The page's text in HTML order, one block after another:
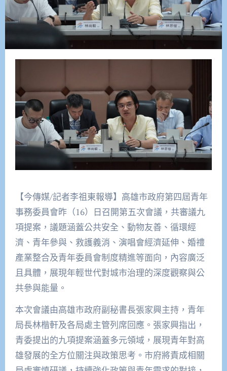
【今傳媒/記者李祖東報導】高雄市政府第四屆青年
事務委員會昨（16）日召開第五次會議，共審議九
項提案，議題涵蓋公共安全、動物友善、循環經
濟、青年參與、救護義消、演唱會經濟延伸、婚禮
產業整合及青年委員會制度精進等面向，內容廣泛
且具體，展現年輕世代對城市治理的深度觀察與公
共參與能量。
本次會議由高雄市政府副秘書長張家興主持，青年
局長林楷軒及各局處主管列席回應。張家興指出，
青委提出的九項提案涵蓋多元領域，展現青年對高
雄發展的全方位關注與政策思考。市府將責成相關